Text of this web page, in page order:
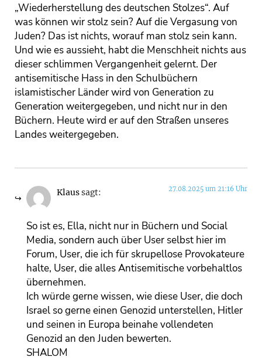
„Wiederherstellung des deutschen Stolzes“. Auf
was können wir stolz sein? Auf die Vergasung von
Juden? Das ist nichts, worauf man stolz sein kann.
Und wie es aussieht, habt die Menschheit nichts aus
dieser schlimmen Vergangenheit gelernt. Der
antisemitische Hass in den Schulbüchern
islamistischer Länder wird von Generation zu
Generation weitergegeben, und nicht nur in den
Büchern. Heute wird er auf den Straßen unseres
Landes weitergegeben.
Klaussagt: 27.08.2025 um 21:16 Uhr
So ist es, Ella, nicht nur in Büchern und Social
Media, sondern auch über User selbst hier im
Forum, User, die ich für skrupellose Provokateure
halte, User, die alles Antisemitische vorbehaltlos
übernehmen.
Ich würde gerne wissen, wie diese User, die doch
Israel so gerne einen Genozid unterstellen, Hitler
und seinen in Europa beinahe vollendeten
Genozid an den Juden bewerten.
SHALOM